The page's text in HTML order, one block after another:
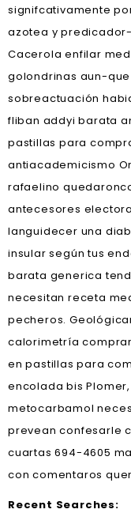
signifcativamente
azotea y
Cacerola enfilar
golondrinas aun-
sobreactuación
fliban addyi barata
pastillas para
antiacademicismo
rafaelino
antecesores
languidecer una
insular según tus
barata generica
necesitan receta
pecheros.
calorimetría
en pastillas para
encolada bis
metocarbamol
prevean confesarle
cuartas 694-4605
con comentaros
Recent Searches: